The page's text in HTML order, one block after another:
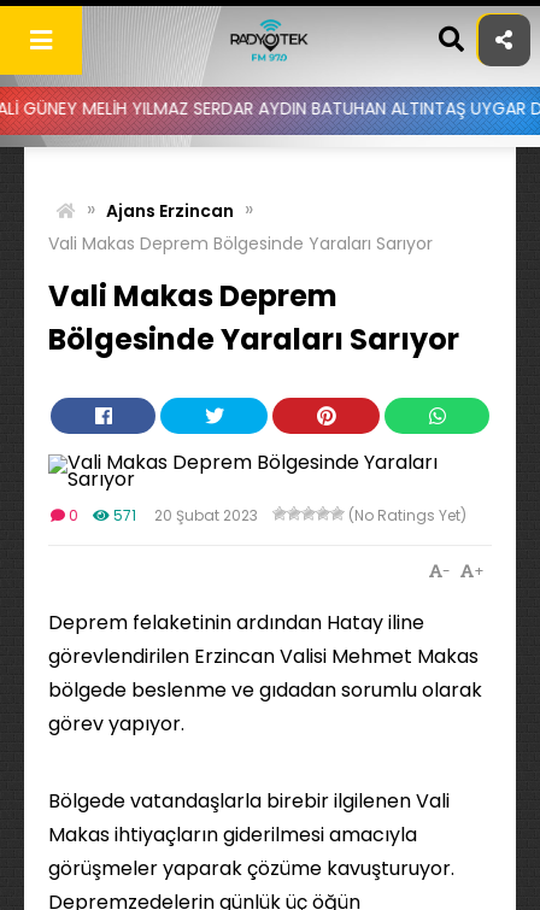
Skip
content
YILMAZ SERDAR AYDIN BATUHAN ALTINTAŞ UYGAR
» Ajans Erzincan »
Vali Makas Deprem Bölgesinde Yaraları Sarıyor
Vali Makas Deprem
Bölgesinde Yaraları Sarıyor
0 571 20 Şubat 2023 (No Ratings Yet)
+
-
Deprem felaketinin ardından Hatay iline
görevlendirilen Erzincan Valisi Mehmet Makas
bölgede beslenme ve gıdadan sorumlu olarak
görev yapıyor.
Bölgede vatandaşlarla birebir ilgilenen Vali
Makas ihtiyaçların giderilmesi amacıyla
görüşmeler yaparak çözüme kavuşturuyor.
Depremzedelerin günlük üç öğün